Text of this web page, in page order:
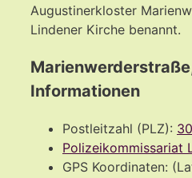
Augustinerkloster
Lindener Kirche benannt.
Informationen
Postleitzahl (PLZ):
Polizeikommissariat
GPS Koordinaten: